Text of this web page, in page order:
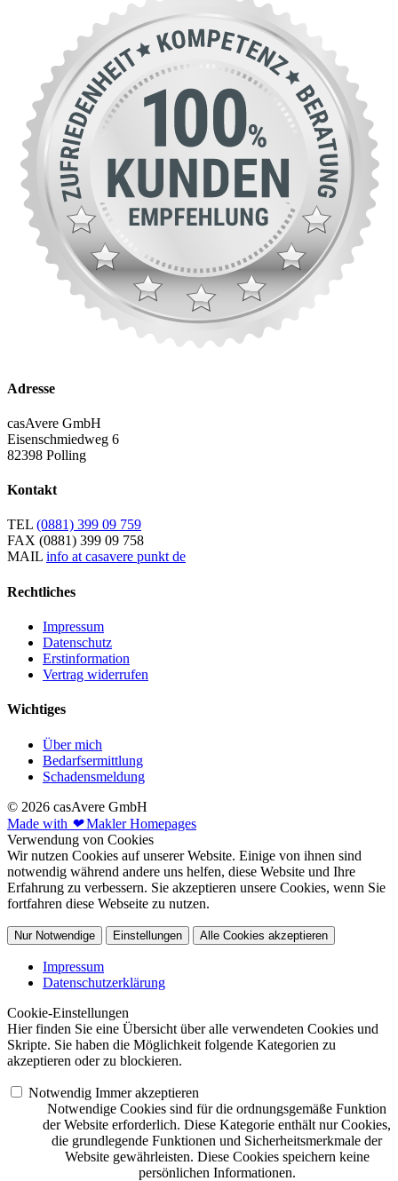
Adresse
casAvere GmbH
Eisenschmiedweg 6
82398 Polling
Kontakt
TEL (0881) 399 09 759
FAX (0881) 399 09 758
MAIL info at casavere punkt de
Rechtliches
Impressum
Datenschutz
Erstinformation
Vertrag widerrufen
Wichtiges
Über mich
Bedarfsermittlung
Schadensmeldung
© 2026 casAvere GmbH
Made with ❤Makler Homepages
Verwendung von Cookies
Wir nutzen Cookies auf unserer Website. Einige von ihnen sind
notwendig während andere uns helfen, diese Website und Ihre
Erfahrung zu verbessern. Sie akzeptieren unsere Cookies, wenn Sie
fortfahren diese Webseite zu nutzen.
Nur Notwendige Einstellungen Alle Cookies akzeptieren
Impressum
Datenschutzerklärung
Cookie-Einstellungen
Hier finden Sie eine Übersicht über alle verwendeten Cookies und
Skripte. Sie haben die Möglichkeit folgende Kategorien zu
akzeptieren oder zu blockieren.
Notwendig Immer akzeptieren
Notwendige Cookies sind für die ordnungsgemäße Funktion
der Website erforderlich. Diese Kategorie enthält nur Cookies,
die grundlegende Funktionen und Sicherheitsmerkmale der
Website gewährleisten. Diese Cookies speichern keine
persönlichen Informationen.